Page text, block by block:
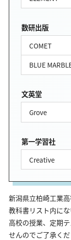
数研出版
COMET
BLUE
文英堂
Grove
第一学習社
Creative
新潟県立柏崎工業
教科書リスト内に
高校の授業、定期
せんのでご了承くだ